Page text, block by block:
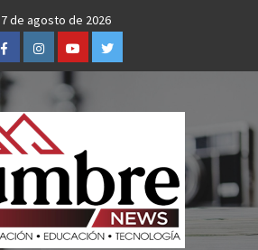
7 de agosto de 2026
FacebookInstagramYoutubeTwitter